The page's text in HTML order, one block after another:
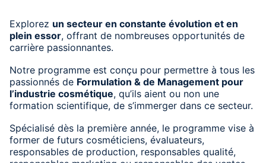
Explorez un secteur en constante évolution et en
plein essor, offrant de nombreuses opportunités de
carrière passionnantes.
Notre programme est conçu pour permettre à tous les
passionnés de Formulation & de Management pour
l’industrie cosmétique, qu’ils aient ou non une
formation scientifique, de s’immerger dans ce secteur.
Spécialisé dès la première année, le programme vise à
former de futurs cosméticiens, évaluateurs,
responsables de production, responsables qualité,